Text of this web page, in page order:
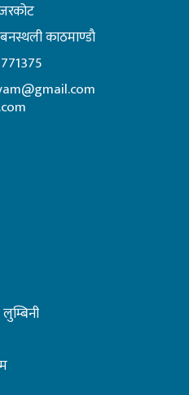
काठमाण्डाै